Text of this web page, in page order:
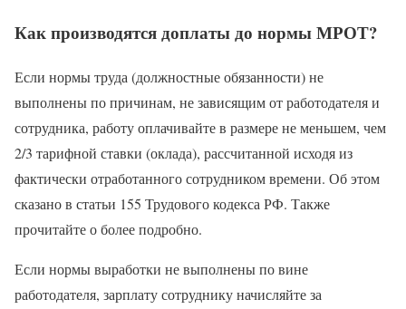
Как производятся доплаты до нормы МРОТ?
Если нормы труда (должностные обязанности) не
выполнены по причинам, не зависящим от работодателя и
сотрудника, работу оплачивайте в размере не меньшем, чем
2/3 тарифной ставки (оклада), рассчитанной исходя из
фактически отработанного сотрудником времени. Об этом
сказано в статьи 155 Трудового кодекса РФ. Также
прочитайте о более подробно.
Если нормы выработки не выполнены по вине
работодателя, зарплату сотруднику начисляйте за